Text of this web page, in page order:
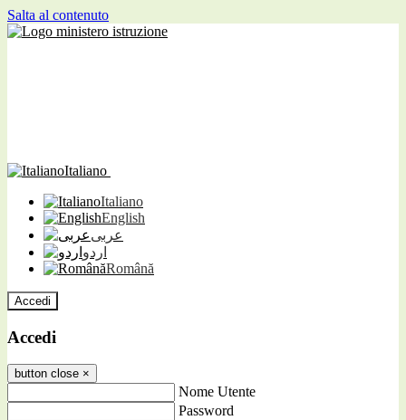
Salta al contenuto
Italiano
Italiano
English
عربى
اردو
Română
Accedi
Accedi
button close ×
Nome Utente
Password